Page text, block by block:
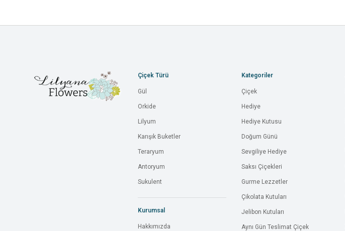
Çiçek Türü
Gül
Orkide
Lilyum
Karışık Buketler
Teraryum
Antoryum
Sukulent
Kurumsal
Hakkımızda
Kategoriler
Çiçek
Hediye
Hediye Kutusu
Doğum Günü
Sevgiliye Hediye
Saksı Çiçekleri
Gurme Lezzetler
Çikolata Kutuları
Jelibon Kutuları
Aynı Gün Teslimat Çiçek